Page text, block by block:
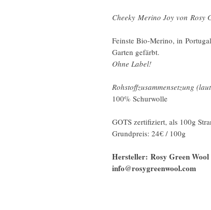
Cheeky Merino Joy von Rosy
Feinste Bio-Merino, in
Garten gefärbt.
Ohne Label!
Rohstoffzusammensetzung
100% Schurwolle
GOTS zertifiziert, als 100g
Grundpreis: 24€ / 100g
Hersteller: Rosy Green
info@rosygreenwool.com